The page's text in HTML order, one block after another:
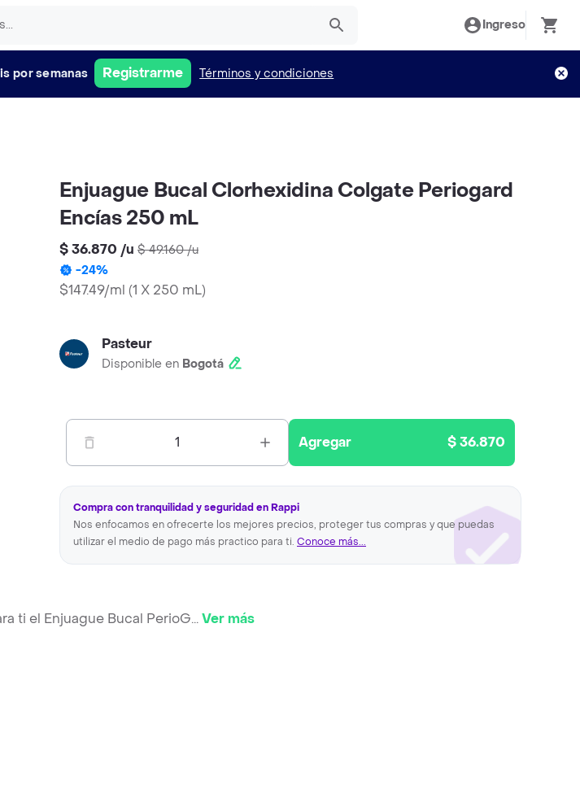
Ingreso
por semanas Registrarme Términos y condiciones
Enjuague Bucal Clorhexidina Colgate Periogard
Encías 250 mL
$ 36.870 /u $ 49.160/u
-24%
$147.49/ml (1 X 250 mL)
Pasteur
Disponible en Bogotá
1 Agregar $ 36.870
Compra con tranquilidad y seguridad en Rappi
Nos enfocamos en ofrecerte los mejores precios, proteger tus compras y que puedas
utilizar el medio de pago más practico para ti. Conoce más...
ti el Enjuague Bucal PerioG...Ver más